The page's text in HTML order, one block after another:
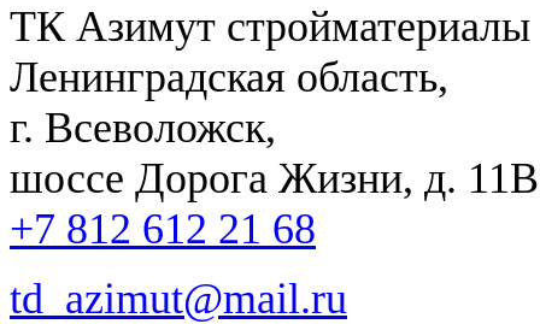
ТК Азимут стройматериалы
Ленинградская область,
г. Всеволожск,
шоссе Дорога Жизни, д.
+7 812 612 21 68
td_azimut@mail.ru